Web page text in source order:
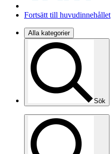
Fortsätt till huvudinnehållet
Alla kategorier
Sök